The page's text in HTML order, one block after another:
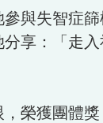
與失智症
享：「走
榮獲團體